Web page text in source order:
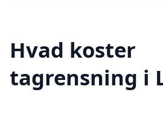
Hvad koster
tagrensning i